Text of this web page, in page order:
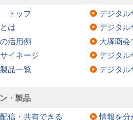
トップ
は
活用例
イネージ
品一覧
デジタ
デジタ
大塚商会
デジタル
デジタル
・製品
信・共有できる
情報を分